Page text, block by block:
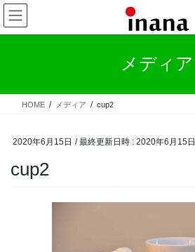
コ
ン
テ
ス
ナ
ビ
ゲ
ン
メディア
HOME メディア cup2
2020年6月15日 / 最終更新日時 : 2020年6月15日
cup2